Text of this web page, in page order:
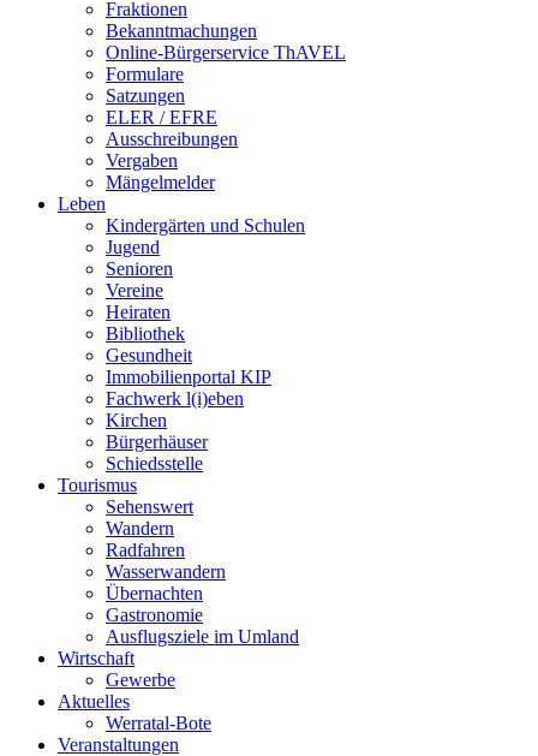
Fraktionen
Bekanntmachungen
Online-Bürgerservice ThAVEL
Formulare
Satzungen
ELER / EFRE
Ausschreibungen
Vergaben
Mängelmelder
Leben
Kindergärten und Schulen
Jugend
Senioren
Vereine
Heiraten
Bibliothek
Gesundheit
Immobilienportal KIP
Fachwerk l(i)eben
Kirchen
Bürgerhäuser
Schiedsstelle
Tourismus
Sehenswert
Wandern
Radfahren
Wasserwandern
Übernachten
Gastronomie
Ausflugsziele im Umland
Wirtschaft
Gewerbe
Aktuelles
Werratal-Bote
Veranstaltungen